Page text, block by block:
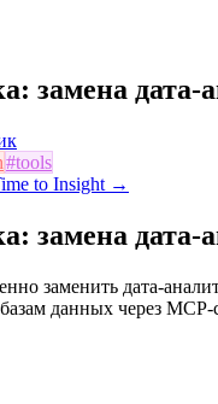
замена дата-
#tools
to Insight →
замена дата-
заменить дата-
данных через